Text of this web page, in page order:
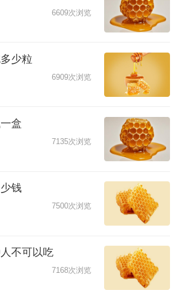
6609次浏览
少粒
6909次浏览
盒
7135次浏览
钱
7500次浏览
不可以吃
7168次浏览